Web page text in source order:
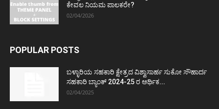
ಕೇವಲ ನಿಯಮ ಪಾಲಕರೇ?
02/04/2026
POPULAR POSTS
ಬಳ್ಳಾರಿಯ ಸಹಕಾರಿ ಕ್ಷೇತ್ರದ ವಿಶ್ವಾಸಾರ್ಹ ಸುಕೋ ಸೌಹಾರ್ದ
ಸಹಕಾರಿ ಬ್ಯಾಂಕ್ 2024-25 ರ ಆರ್ಥಿಕ...
02/04/2025